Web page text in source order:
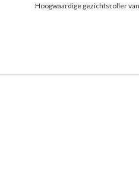
Hoogwaardige gezichtsroller